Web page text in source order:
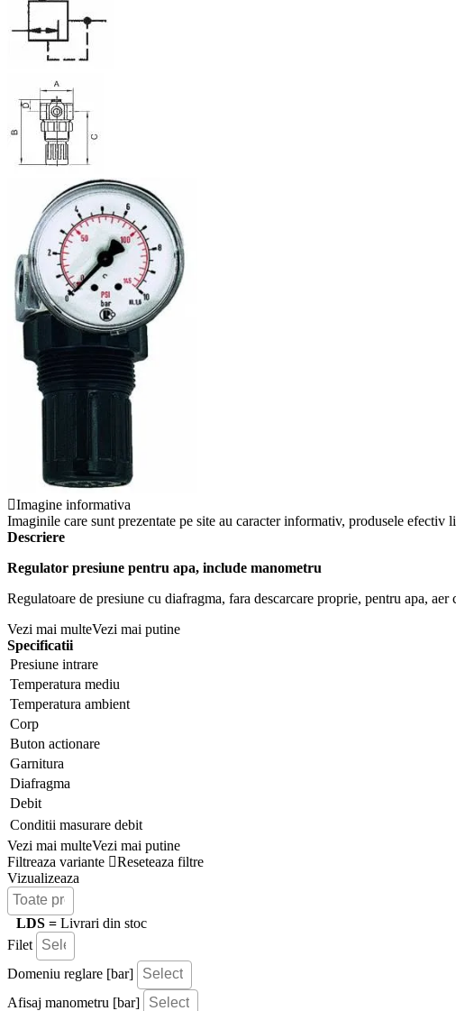
Imagine informativa
Imaginile care sunt prezentate pe site au caracter informativ, produsele
Descriere
Regulator presiune pentru apa, include manometru
Regulatoare de presiune cu diafragma, fara descarcare proprie, pentru apa, aer
Vezi mai multeVezi mai putine
Specificatii
Presiune intrare
Temperatura mediu
Temperatura ambient
Corp
Buton actionare
Garnitura
Diafragma
Debit
Conditii masurare debit
Vezi mai multeVezi mai putine
Filtreaza variante
Reseteaza filtre
Vizualizeaza
LDS = Livrari din stoc
Filet
Domeniu reglare [bar]
Afisaj manometru [bar]